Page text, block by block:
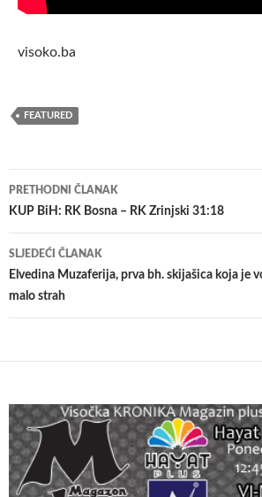
visoko.ba
FEATURED
Navigacija
članaka
PRETHODNI ČLANAK
KUP BiH: RK Bosna – RK Zrinjski 31:18
SLJEDEĆI ČLANAK
Elvedina Muzaferija, prva bh. skijašica koja je
malo strah